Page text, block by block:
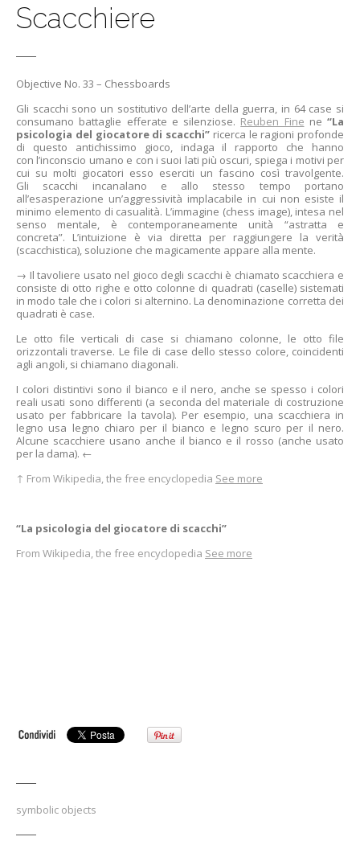
Scacchiere
Objective No. 33 – Chessboards
Gli scacchi sono un sostitutivo dell’arte della guerra, in 64 case si
consumano battaglie efferate e silenziose. Reuben Fine ne “La
psicologia del giocatore di scacchi” ricerca le ragioni profonde
di questo antichissimo gioco, indaga il rapporto che hanno
con l’inconscio umano e con i suoi lati più oscuri, spiega i motivi per
cui su molti giocatori esso eserciti un fascino così travolgente.
Gli scacchi incanalano e allo stesso tempo portano
all’esasperazione un’aggressività implacabile in cui non esiste il
minimo elemento di casualità. L’immagine (chess image), intesa nel
senso mentale, è contemporaneamente unità “astratta e
concreta”. L’intuizione è via diretta per raggiungere la verità
(scacchistica), soluzione che magicamente appare alla mente.
→ Il tavoliere usato nel gioco degli scacchi è chiamato scacchiera e
consiste di otto righe e otto colonne di quadrati (caselle) sistemati
in modo tale che i colori si alternino. La denominazione corretta dei
quadrati è case.
Le otto file verticali di case si chiamano colonne, le otto file
orizzontali traverse. Le file di case dello stesso colore, coincidenti
agli angoli, si chiamano diagonali.
I colori distintivi sono il bianco e il nero, anche se spesso i colori
reali usati sono differenti (a seconda del materiale di costruzione
usato per fabbricare la tavola). Per esempio, una scacchiera in
legno usa legno chiaro per il bianco e legno scuro per il nero.
Alcune scacchiere usano anche il bianco e il rosso (anche usato
per la dama). ←
↑ From Wikipedia, the free encyclopedia See more
“La psicologia del giocatore di scacchi”
From Wikipedia, the free encyclopedia See more
symbolic objects